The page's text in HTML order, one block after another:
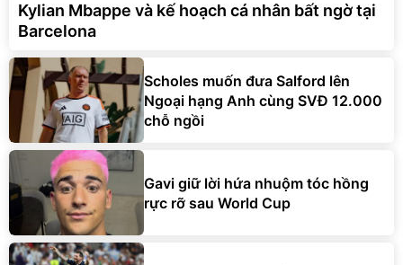
Kylian Mbappe và kế hoạch cá nhân bất ngờ tại
Barcelona
Scholes muốn đưa Salford lên
Ngoại hạng Anh cùng SVĐ 12.000
chỗ ngồi
Gavi giữ lời hứa nhuộm tóc hồng
rực rỡ sau World Cup